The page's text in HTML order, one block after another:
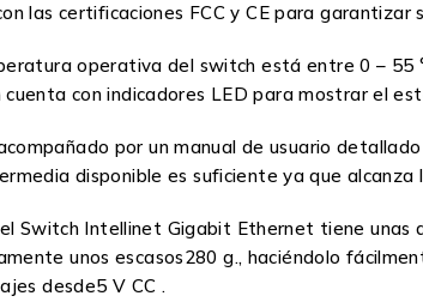
las certificaciones FCC y CE para garantizar
operativa del switch está entre 0 – 55
con indicadores LED para mostrar el
por un manual de usuario
disponible es suficiente ya que alcanza
Switch Intellinet Gigabit Ethernet tiene unas
unos escasos280 g., haciéndolo
desde5 V CC .